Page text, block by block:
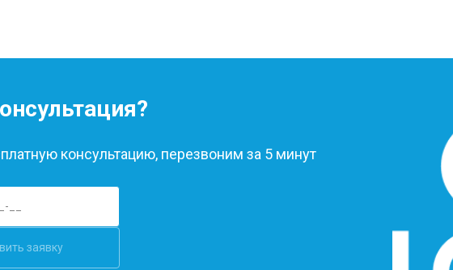
консультацию, перезвоним за 5 минут
заявку